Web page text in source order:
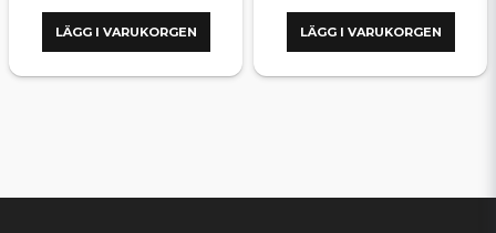
LÄGG I VARUKORGEN LÄGG I VARUKORGEN